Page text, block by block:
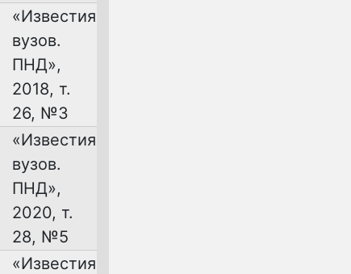
«Известия
вузов.
ПНД»,
2018, т.
26, №3
«Известия
вузов.
ПНД»,
2020, т.
28, №5
«Известия